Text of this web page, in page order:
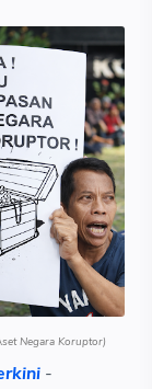
Negara Koruptor)
-